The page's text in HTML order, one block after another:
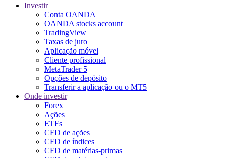
Investir
Conta OANDA
OANDA stocks account
TradingView
Taxas de juro
Aplicação móvel
Cliente profissional
MetaTrader 5
Opções de depósito
Transferir a aplicação ou o MT5
Onde investir
Forex
Ações
ETFs
CFD de ações
CFD de índices
CFD de matérias-primas